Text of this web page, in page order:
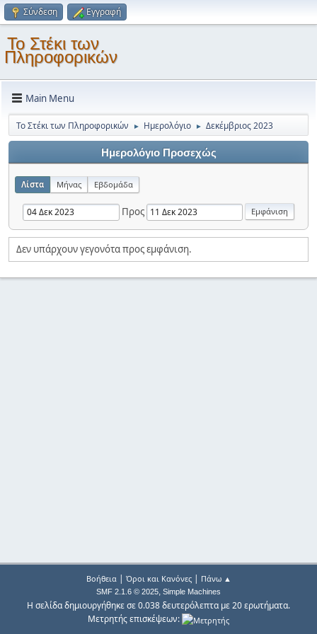
Σύνδεση Εγγραφή
Το Στέκι των
Πληροφορικών
Main Menu
Το Στέκι των Πληροφορικών ► Ημερολόγιο ► Δεκέμβριος 2023
Ημερολόγιο Προσεχώς
Λίστα Μήνας Εβδομάδα
Προς
Δεν υπάρχουν γεγονότα προς εμφάνιση.
Βοήθεια| Όροι και Κανόνες| Πάνω ▲
SMF 2.1.6 © 2025, Simple Machines
Η σελίδα δημιουργήθηκε σε 0.038 δευτερόλεπτα με 20 ερωτήματα.
Μετρητής επισκέψεων: